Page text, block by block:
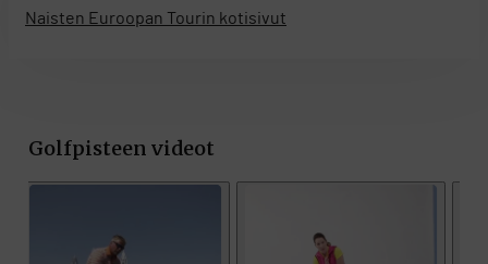
Naisten Euroopan Tourin kotisivut